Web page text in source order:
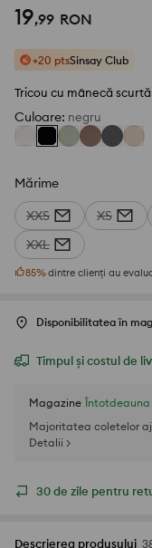
19,99 RON
+20 ptsSinsay Club
Tricou cu mânecă
Culoare: negru
Mărime
XXS XS
XXL
85%dintre clienți au
Disponibilitatea în
Timpul și costul de
Magazine
Majoritatea coletelor
Detalii >
30 de zile pentru
Descrierea produsului